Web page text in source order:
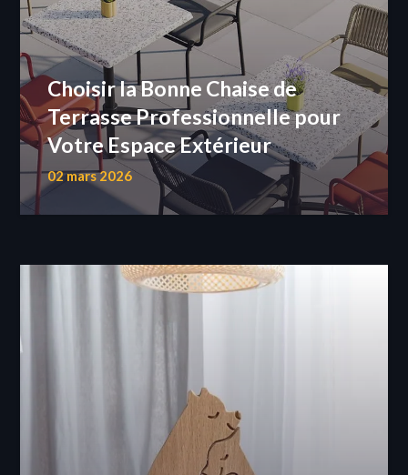
Choisir la Bonne Chaise de
Terrasse Professionnelle pour
Votre Espace Extérieur
02 mars 2026